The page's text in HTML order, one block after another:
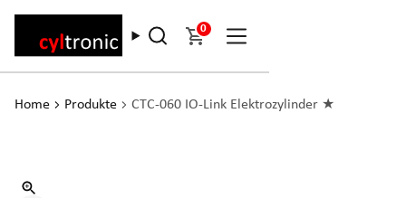
0
Home Produkte CTC-060 IO-Link Elektrozylinder ★